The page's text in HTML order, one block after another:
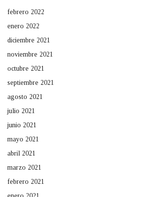
febrero 2022
enero 2022
diciembre 2021
noviembre 2021
octubre 2021
septiembre 2021
agosto 2021
julio 2021
junio 2021
mayo 2021
abril 2021
marzo 2021
febrero 2021